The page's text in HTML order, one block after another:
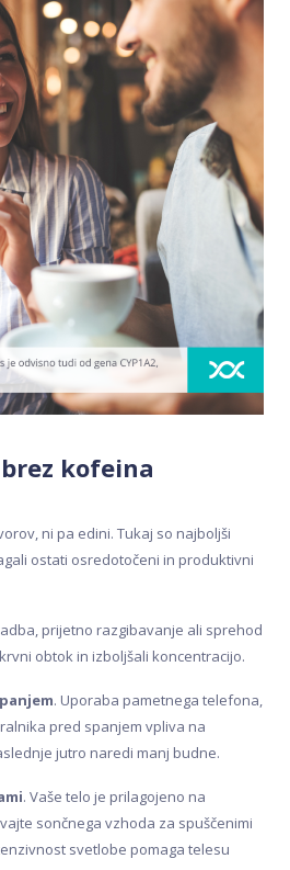
kofeina
ni pa edini. Tukaj so najboljši
ostati osredotočeni in produktivni
prijetno razgibavanje ali sprehod
obtok in izboljšali koncentracijo.
. Uporaba pametnega telefona,
pred spanjem vpliva na
jutro naredi manj budne.
. Vaše telo je prilagojeno na
sončnega vzhoda za spuščenimi
svetlobe pomaga telesu